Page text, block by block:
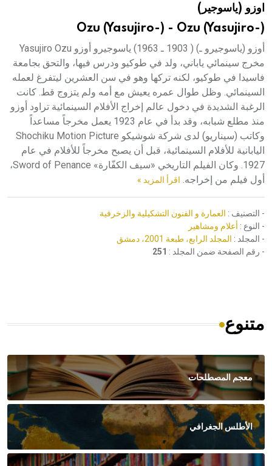
هيئة الموسوعة العربية تطلق موسوعات جديدة في عام 2026اوزو (ياسوجير)
Ozu (Yasujiro-) - Ozu (Yasujiro-)
أوزو (ياسوجيرو ـ) ( 1903 ـ 1963) ياسوجيرو أوزو Yasujiro Ozu
مخرج سينمائي ياباني، ولد في طوكيو ودرس فيها، والتحق بجامعة
فاسيدا في طوكيو، لكنه تركها وهو في سن العشرين ليتفرغ لعمله
السينمائي. وظل طوال عمره يعيش مع أمه ولم يتزوج قط. كانت
الرغبة الشديدة في دخول عالم إخراج الأفلام السينمائية تراود أوزو
منذ مطلع شبابه، وقد بدأ في عام 1923 يعمل مخرجاً مساعداً
وكاتب (سيناريو) لدى شركة شوشيكو Shochiku Motion Picture
اليابانية للأفلام السينمائية، قبل أن يصبح مخرجاً للأفلام في عام
1927. وكان الفيلم التاريخي «سيف الكفّارة» Sword of Penance،
أول فيلم من إخراجه. اقرأ المزيد »
- التصنيف : العمارة و الفنون التشكيلية والزخرفية
- النوع : أعلام ومشاهير
- المجلد : المجلد الرابع، طبعة 2001، دمشق
- رقم الصفحة ضمن المجلد : 251
متنوع
معجم المصطلحات
الأطلس الجغرافي